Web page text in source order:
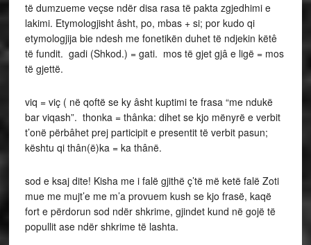
të dumzueme veçse ndër disa rasa të pakta zgjedhimi e
lakimi. Etymologjisht âsht, po, mbas + si; por kudo qi
etymologjija bie ndesh me fonetikën duhet të ndjekin këtê
të fundit. gadi (Shkod.) = gati. mos të gjet gjâ e ligë = mos
të gjettë.
viq = viç ( në qoftë se ky âsht kuptimi te frasa “me ndukë
bar viqash”. thonka = thânka: dihet se kjo mënyrë e verbit
t’onë përbâhet prej participit e presentit të verbit pasun;
kështu qi thân(ë)ka = ka thânë.
sod e ksaj dite! Kisha me i falë gjithë ç’të më ketë falë Zoti
mue me mujt’e me m’a provuem kush se kjo frasë, kaqë
fort e përdorun sod ndër shkrime, gjindet kund në gojë të
popullit ase ndër shkrime të lashta.